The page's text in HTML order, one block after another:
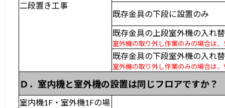
二段置き工事
既存金具の下段に設置のみ
既存金具の上段室外機の入れ
室外機の取り外し作業のみの場合は
既存金具の下段室外機の入れ
室外機の取り外し作業のみの場合は
Ｄ．室内機と室外機の設置は同じフロアですか？
室内機1F・室外機1Fの場